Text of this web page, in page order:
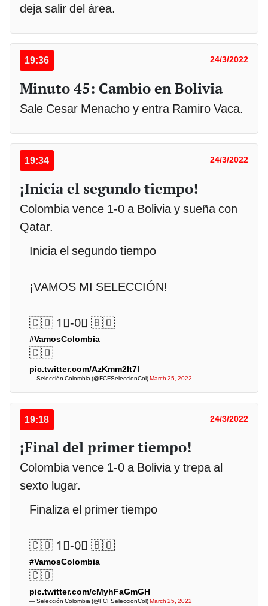
deja salir del área.
19:36 24/3/2022
Minuto 45: Cambio en Bolivia
Sale Cesar Menacho y entra Ramiro Vaca.
19:34 24/3/2022
¡Inicia el segundo tiempo!
Colombia vence 1-0 a Bolivia y sueña con
Qatar.
Inicia el segundo tiempo
¡VAMOS MI SELECCIÓN!
🇨🇴 1⃣-0⃣ 🇧🇴
#VamosColombia
🇨🇴
pic.twitter.com/AzKmm2It7l
— Selección Colombia (@FCFSeleccionCol)March 25, 2022
19:18 24/3/2022
¡Final del primer tiempo!
Colombia vence 1-0 a Bolivia y trepa al
sexto lugar.
Finaliza el primer tiempo
🇨🇴 1⃣-0⃣ 🇧🇴
#VamosColombia
🇨🇴
pic.twitter.com/cMyhFaGmGH
— Selección Colombia (@FCFSeleccionCol) March 25, 2022